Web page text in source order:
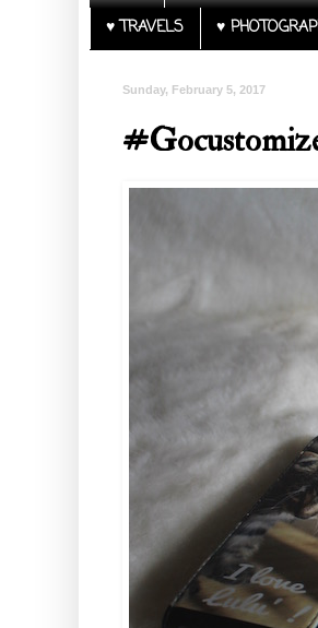
♥ TRAVELS
♥
Sunday, February 5, 2017